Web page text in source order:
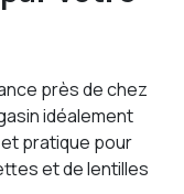
près de chez
idéalement
pratique pour
et de lentilles